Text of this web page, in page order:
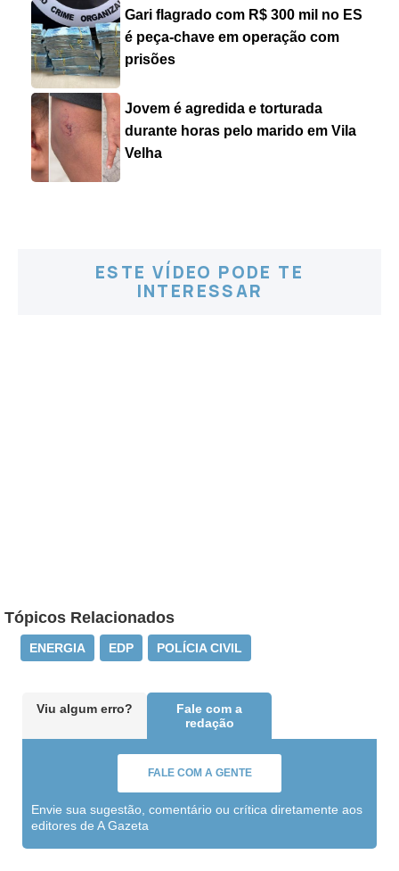
Gari flagrado com R$ 300 mil no ES
é peça-chave em operação com
prisões
Jovem é agredida e torturada
durante horas pelo marido em Vila
Velha
ESTE VÍDEO PODE TE
INTERESSAR
Tópicos Relacionados
ENERGIA EDP POLÍCIA CIVIL
Viu algum erro?
Fale com a
redação
FALE COM A GENTE
Envie sua sugestão, comentário ou crítica diretamente aos
editores de A Gazeta